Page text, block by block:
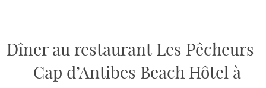
Dîner au restaurant Les Pêcheurs
– Cap d’Antibes Beach Hôtel à